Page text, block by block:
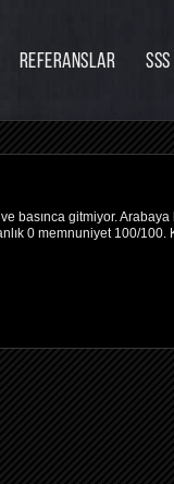
REFERANSLAR SSS
gitmiyor. Arabaya
0 memnuniyet 100/100.